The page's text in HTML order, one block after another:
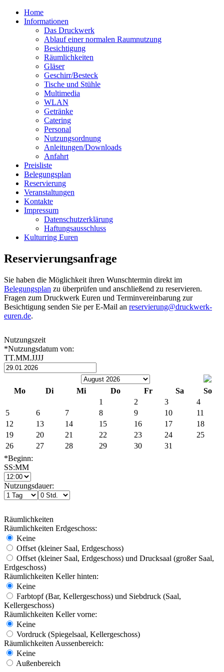
Home
Informationen
Das Druckwerk
Ablauf einer normalen Raumnutzung
Besichtigung
Räumlichkeiten
Gläser
Geschirr/Besteck
Tische und Stühle
Multimedia
WLAN
Getränke
Catering
Personal
Nutzungsordnung
Anleitungen/Downloads
Anfahrt
Preisliste
Belegungsplan
Reservierung
Veranstaltungen
Kontakte
Impressum
Datenschutzerklärung
Haftungsausschluss
Kulturring Euren
Reservierungsanfrage
Sie haben die Möglichkeit ihren Wunschtermin direkt im
Belegungsplan zu überprüfen und anschließend zu reservieren.
Fragen zum Druckwerk Euren und Terminvereinbarung zur
Besichtigung senden Sie per E-Mail an reservierung@druckwerk-
euren.de.
Nutzungszeit
*Nutzungsdatum von:
TT.MM.JJJJ
Mo Di Mi Do Fr Sa
So
1
2 3
4
5
6 7 8 9 10
11
12
13 14 15 16 17
18
19
20 21 22 23 24
25
26
27 28 29 30
31
*Beginn:
SS:MM
Nutzungsdauer:
Räumlichkeiten
Räumlichkeiten Erdgeschoss:
Keine
Offset (kleiner Saal, Erdgeschoss)
Offset (kleiner Saal, Erdgeschoss) und Drucksaal (großer Saal,
Erdgeschoss)
Räumlichkeiten Keller hinten:
Keine
Farbtopf (Bar, Kellergeschoss) und Siebdruck (Saal,
Kellergeschoss)
Räumlichkeiten Keller vorne:
Keine
Vordruck (Spiegelsaal, Kellergeschoss)
Räumlichkeiten Aussenbereich:
Keine
Außenbereich